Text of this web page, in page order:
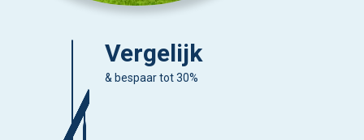
Vergelijk
& bespaar tot 30%